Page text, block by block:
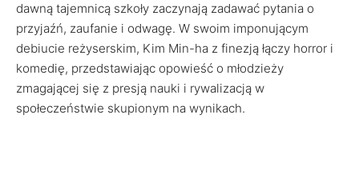
dawną tajemnicą szkoły zaczynają zadawać pytania o
przyjaźń, zaufanie i odwagę. W swoim imponującym
debiucie reżyserskim, Kim Min-ha z finezją łączy horror i
komedię, przedstawiając opowieść o młodzieży
zmagającej się z presją nauki i rywalizacją w
społeczeństwie skupionym na wynikach.